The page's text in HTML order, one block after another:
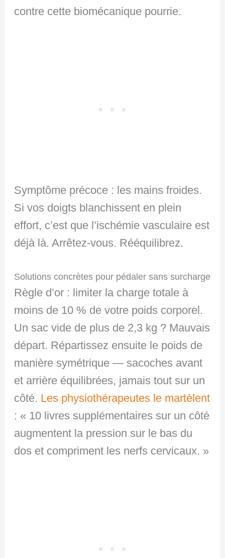
contre cette biomécanique pourrie.
Symptôme précoce : les mains froides.
Si vos doigts blanchissent en plein
effort, c’est que l’ischémie vasculaire est
déjà là. Arrêtez-vous. Rééquilibrez.
Solutions concrètes pour pédaler sans surcharge
Règle d’or : limiter la charge totale à
moins de 10 % de votre poids corporel.
Un sac vide de plus de 2,3 kg ? Mauvais
départ. Répartissez ensuite le poids de
manière symétrique — sacoches avant
et arrière équilibrées, jamais tout sur un
côté. Les physiothérapeutes le martèlent
: « 10 livres supplémentaires sur un côté
augmentent la pression sur le bas du
dos et compriment les nerfs cervicaux. »